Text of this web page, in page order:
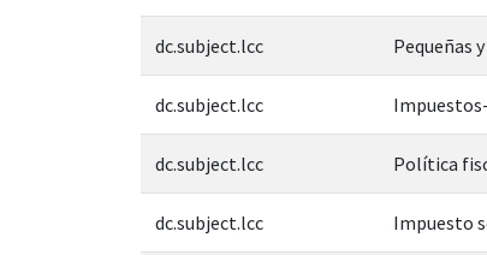
dc.subject.lcc Pequeñas
dc.subject.lcc
dc.subject.lcc Política
dc.subject.lcc Impuesto